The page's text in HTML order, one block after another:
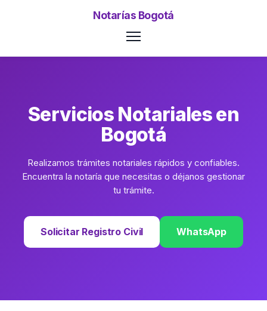
Notarías Bogotá
Servicios Notariales en
Bogotá
Realizamos trámites notariales rápidos y confiables.
Encuentra la notaría que necesitas o déjanos gestionar
tu trámite.
Solicitar Registro Civil WhatsApp